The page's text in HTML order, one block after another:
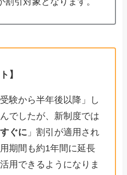
】
験から半年後以降」し
でしたが、新制度では
ぐに 」割引が適用され
期間も約1年間に延長
用できるようになりま